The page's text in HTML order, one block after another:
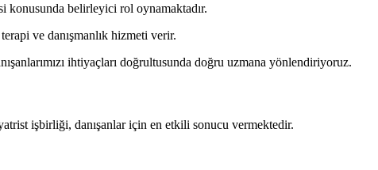
konusunda belirleyici rol oynamaktadır.
ve danışmanlık hizmeti verir.
ihtiyaçları doğrultusunda doğru uzmana yönlendiriyoruz.
işbirliği, danışanlar için en etkili sonucu vermektedir.